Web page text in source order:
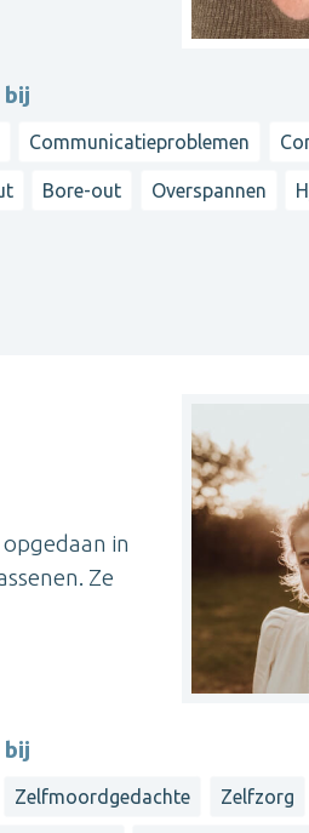
Communicatieproblemen
Bore-out Overspannen
in
Ze
Zelfmoordgedachte Zelfzorg